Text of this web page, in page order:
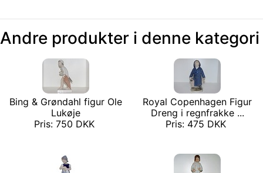
Andre produkter i denne kategori
Bing & Grøndahl figur Ole
Lukøje
Pris: 750 DKK
Royal Copenhagen Figur
Dreng i regnfrakke ...
Pris: 475 DKK